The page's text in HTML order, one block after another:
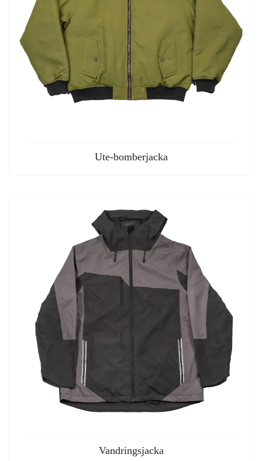
Ute-bomberjacka
Vandringsjacka